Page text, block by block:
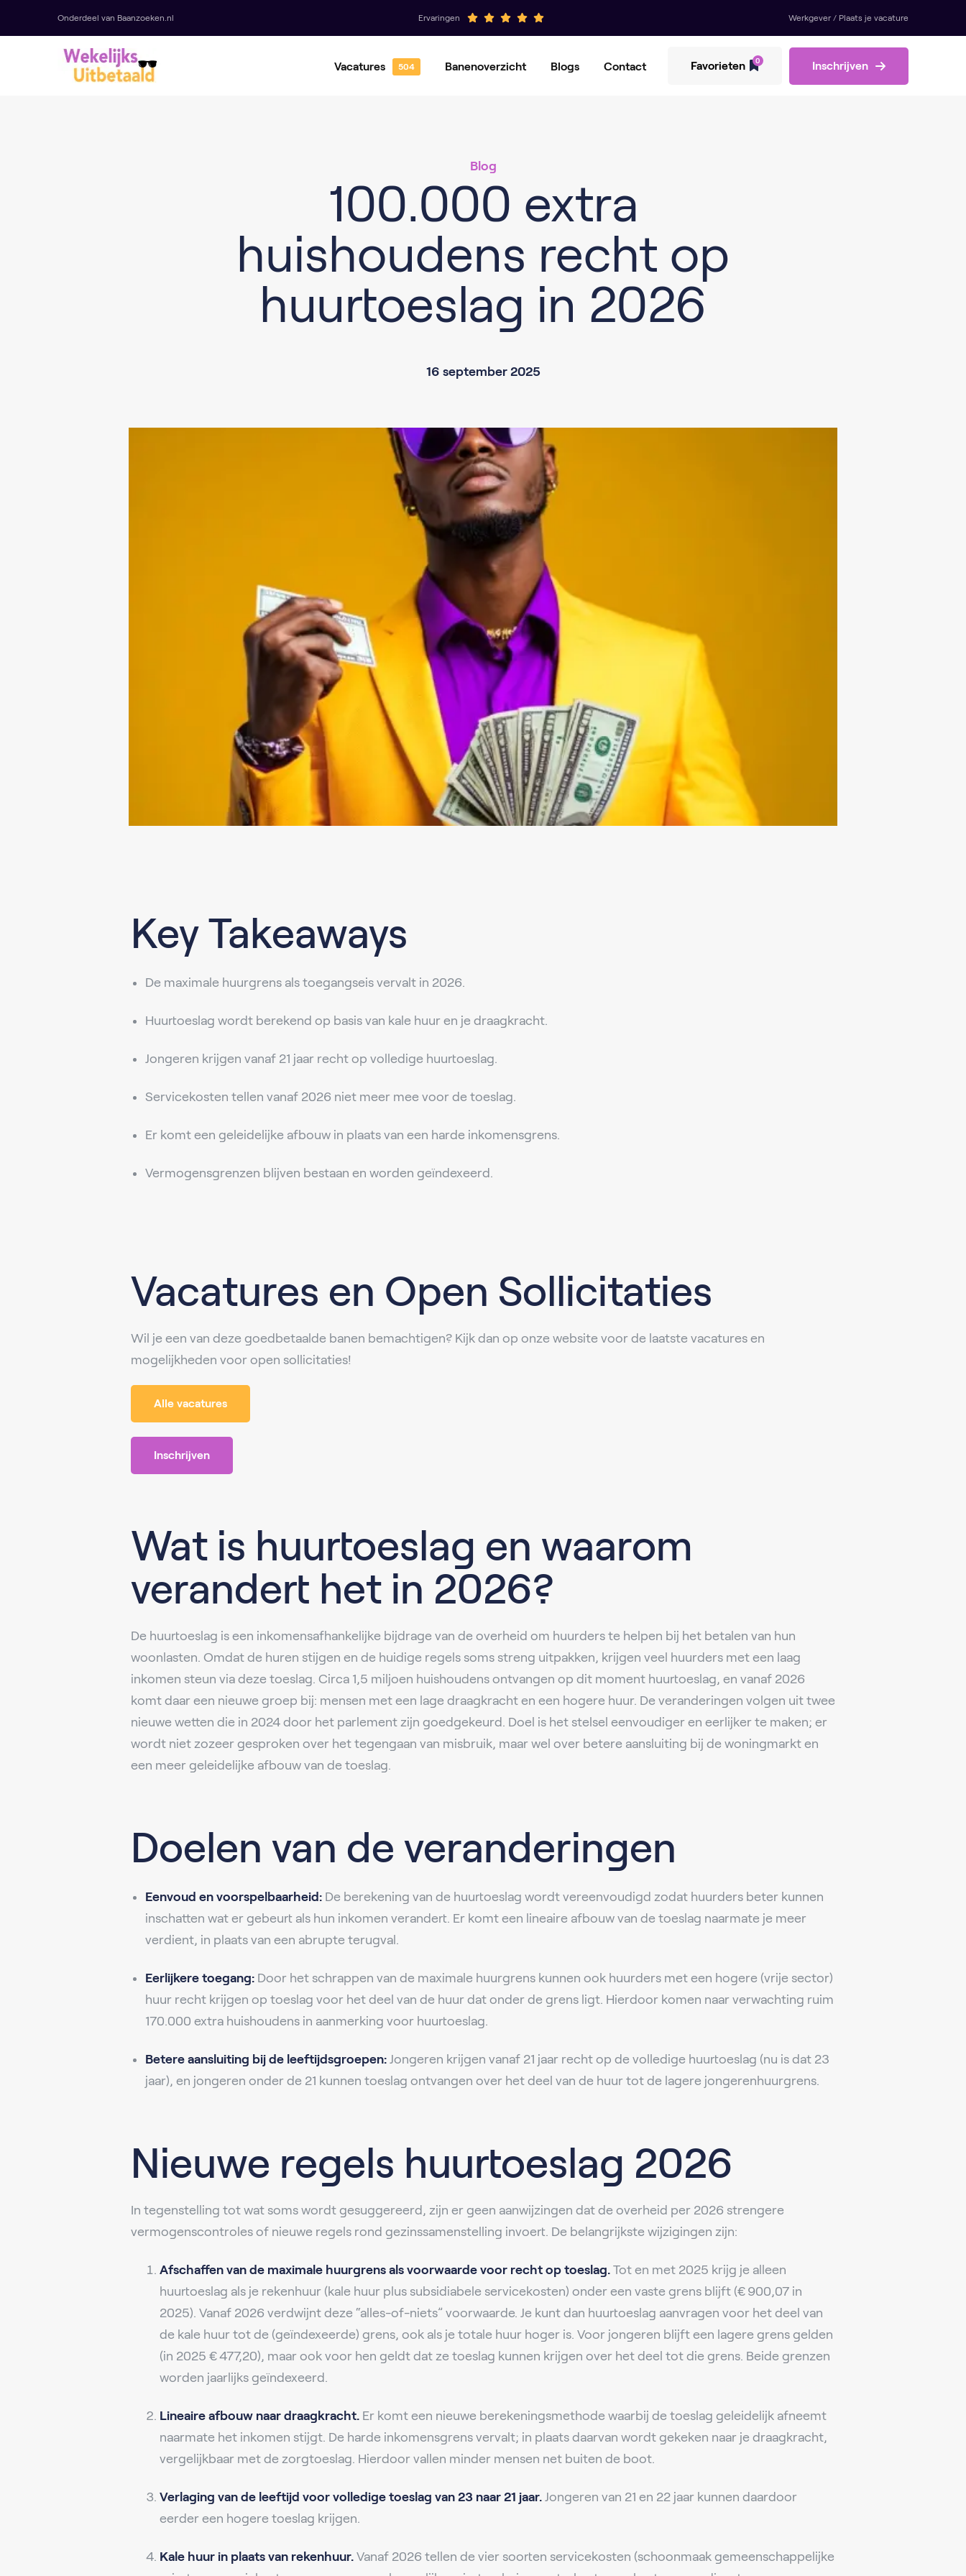
Onderdeel van Baanzoeken.nl Ervaringen Werkgever / Plaats je vacature
Vacatures Banenoverzicht Blogs Contact Favorieten 0 Inschrijven
Blog
100.000 extra
huishoudens recht op
huurtoeslag in 2026
16 september 2025
Key Takeaways
De maximale huurgrens als toegangseis vervalt in 2026.
Huurtoeslag wordt berekend op basis van kale huur en je draagkracht.
Jongeren krijgen vanaf 21 jaar recht op volledige huurtoeslag.
Servicekosten tellen vanaf 2026 niet meer mee voor de toeslag.
Er komt een geleidelijke afbouw in plaats van een harde inkomensgrens.
Vermogensgrenzen blijven bestaan en worden geïndexeerd.
Vacatures en Open Sollicitaties
Wil je een van deze goedbetaalde banen bemachtigen? Kijk dan op onze website voor de laatste vacatures en
mogelijkheden voor open sollicitaties!
Alle vacatures
Inschrijven
Wat is huurtoeslag en waarom
verandert het in 2026?
De huurtoeslag is een inkomensafhankelijke bijdrage van de overheid om huurders te helpen bij het betalen van hun
woonlasten. Omdat de huren stijgen en de huidige regels soms streng uitpakken, krijgen veel huurders met een laag
inkomen steun via deze toeslag. Circa 1,5 miljoen huishoudens ontvangen op dit moment huurtoeslag, en vanaf 2026
komt daar een nieuwe groep bij: mensen met een lage draagkracht en een hogere huur. De veranderingen volgen uit twee
nieuwe wetten die in 2024 door het parlement zijn goedgekeurd. Doel is het stelsel eenvoudiger en eerlijker te maken; er
wordt niet zozeer gesproken over het tegengaan van misbruik, maar wel over betere aansluiting bij de woningmarkt en
een meer geleidelijke afbouw van de toeslag.
Doelen van de veranderingen
Eenvoud en voorspelbaarheid: De berekening van de huurtoeslag wordt vereenvoudigd zodat huurders beter kunnen
inschatten wat er gebeurt als hun inkomen verandert. Er komt een lineaire afbouw van de toeslag naarmate je meer
verdient, in plaats van een abrupte terugval.
Eerlijkere toegang: Door het schrappen van de maximale huurgrens kunnen ook huurders met een hogere (vrije sector)
huur recht krijgen op toeslag voor het deel van de huur dat onder de grens ligt. Hierdoor komen naar verwachting ruim
170.000 extra huishoudens in aanmerking voor huurtoeslag.
Betere aansluiting bij de leeftijdsgroepen: Jongeren krijgen vanaf 21 jaar recht op de volledige huurtoeslag (nu is dat 23
jaar), en jongeren onder de 21 kunnen toeslag ontvangen over het deel van de huur tot de lagere jongerenhuurgrens.
Nieuwe regels huurtoeslag 2026
In tegenstelling tot wat soms wordt gesuggereerd, zijn er geen aanwijzingen dat de overheid per 2026 strengere
vermogenscontroles of nieuwe regels rond gezinssamenstelling invoert. De belangrijkste wijzigingen zijn:
Afschaffen van de maximale huurgrens als voorwaarde voor recht op toeslag. Tot en met 2025 krijg je alleen
huurtoeslag als je rekenhuur (kale huur plus subsidiabele servicekosten) onder een vaste grens blijft (€ 900,07 in
2025). Vanaf 2026 verdwijnt deze “alles-of-niets” voorwaarde. Je kunt dan huurtoeslag aanvragen voor het deel van
de kale huur tot de (geïndexeerde) grens, ook als je totale huur hoger is. Voor jongeren blijft een lagere grens gelden
(in 2025 € 477,20), maar ook voor hen geldt dat ze toeslag kunnen krijgen over het deel tot die grens. Beide grenzen
worden jaarlijks geïndexeerd.
Lineaire afbouw naar draagkracht. Er komt een nieuwe berekeningsmethode waarbij de toeslag geleidelijk afneemt
naarmate het inkomen stijgt. De harde inkomensgrens vervalt; in plaats daarvan wordt gekeken naar je draagkracht,
vergelijkbaar met de zorgtoeslag. Hierdoor vallen minder mensen net buiten de boot.
Verlaging van de leeftijd voor volledige toeslag van 23 naar 21 jaar. Jongeren van 21 en 22 jaar kunnen daardoor
eerder een hogere toeslag krijgen.
Kale huur in plaats van rekenhuur. Vanaf 2026 tellen de vier soorten servicekosten (schoonmaak gemeenschappelijke